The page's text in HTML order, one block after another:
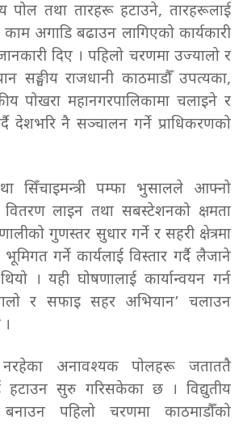
पोल तथा तारहरू हटाउने, तारहरूलाई
अगाडि बढाउन लागिएको कार्यकारी
दिए । पहिलो चरणमा उज्यालो र
सङ्घीय राजधानी काठमाडौँ उपत्यका,
पोखरा महानगरपालिकामा चलाइने र
देशभरि नै सञ्चालन गर्ने प्राधिकरणको
सिँचाइमन्त्री पम्फा भुसालले आफ्नो
वितरण लाइन तथा सबस्टेशनको क्षमता
गुणस्तर सुधार गर्ने र सहरी क्षेत्रमा
गर्ने कार्यलाई विस्तार गर्दै लैजाने
। यही घोषणालाई कार्यान्वयन गर्न
र सफाइ सहर अभियान’ चलाउन
नरहेका अनावश्यक पोलहरू जताततै
हटाउन सुरु गरिसकेका छ । विद्युतीय
पहिलो चरणमा काठमाडौँको